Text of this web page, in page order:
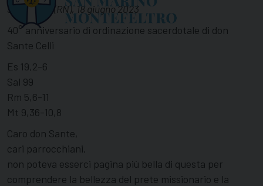
Secchiano (RN), 18 giugno 2023
40° anniversario di ordinazione sacerdotale di don
Sante Celli
Es 19,2-6
Sal 99
Rm 5,6-11
Mt 9,36-10,8
Caro don Sante,
cari parrocchiani,
non poteva esserci pagina più bella di questa per
comprendere la bellezza del prete missionario e la